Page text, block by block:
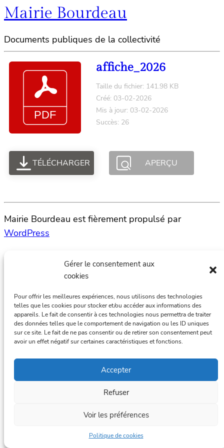
Gérer le consentement aux
cookies
Pour offrir les meilleures expériences, nous utilisons des technologies
telles que les cookies pour stocker et/ou accéder aux informations des
appareils. Le fait de consentir à ces technologies nous permettra de traiter
des données telles que le comportement de navigation ou les ID uniques
sur ce site. Le fait de ne pas consentir ou de retirer son consentement peut
avoir un effet négatif sur certaines caractéristiques et fonctions.
Accepter
Refuser
Voir les préférences
Politique de cookies
Mairie Bourdeau
Documents publiques de la collectivité
affiche_2026
Taille du fichier: 141.98 KB
Créé: 03-02-2026
Mis à jour: 03-02-2026
Succès: 26
TÉLÉCHARGER APERÇU
Mairie Bourdeau est fièrement propulsé par
WordPress